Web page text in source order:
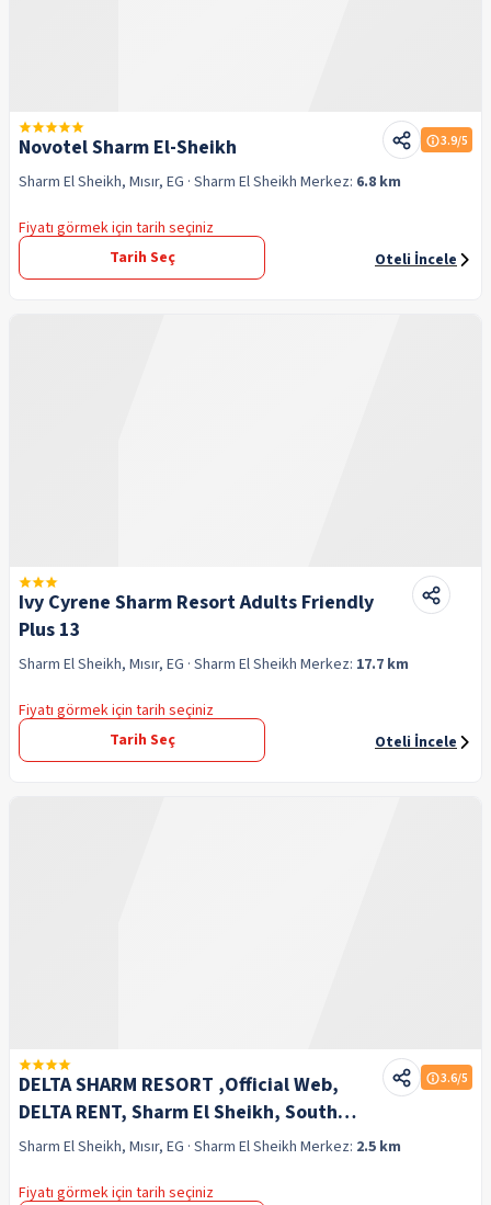
Novotel Sharm El-Sheikh 3.9/5
Sharm El Sheikh, Mısır, EG · Sharm El Sheikh Merkez: 6.8 km
Fiyatı görmek için tarih seçiniz
Tarih Seç
Oteli İncele
Ivy Cyrene Sharm Resort Adults Friendly
Plus 13
Sharm El Sheikh, Mısır, EG · Sharm El Sheikh Merkez: 17.7 km
Fiyatı görmek için tarih seçiniz
Tarih Seç
Oteli İncele
DELTA SHARM RESORT ,Official Web,
DELTA RENT, Sharm El Sheikh, South
Sinai, Egypt
3.6/5
Sharm El Sheikh, Mısır, EG · Sharm El Sheikh Merkez: 2.5 km
Fiyatı görmek için tarih seçiniz